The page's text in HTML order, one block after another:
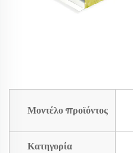
Μοντέλο προϊόντος
Κατηγορία